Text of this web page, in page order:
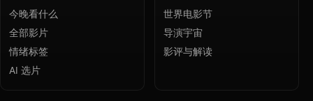
今晚看什么
全部影片
情绪标签
AI 选片
世界电影节
导演宇宙
影评与解读